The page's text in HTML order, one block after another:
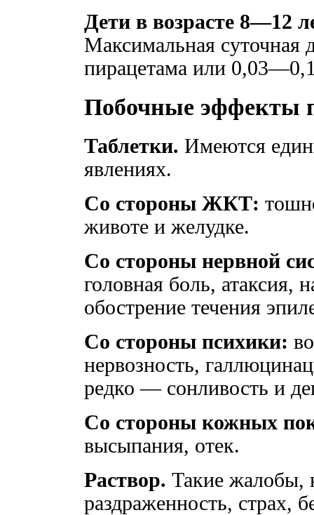
Дети в возрасте 8—12
Максимальная суточная
пирацетама или
Побочные эффекты
Таблетки. Имеются
явлениях.
Со стороны ЖКТ:
животе и желудке.
Со стороны нервной
головная боль, атаксия,
обострение течения
Со стороны психики:
нервозность,
редко — сонливость и
Со стороны кожных
высыпания, отек.
Раствор. Такие жалобы,
раздраженность, страх,